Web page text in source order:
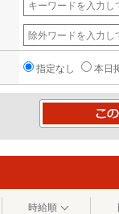
指定なし 本日
時給順